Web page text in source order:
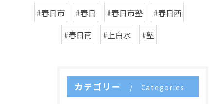
#春日市 #春日 #春日市塾
#春日西
#春日南
#上白水 #塾
カテゴリー Categories